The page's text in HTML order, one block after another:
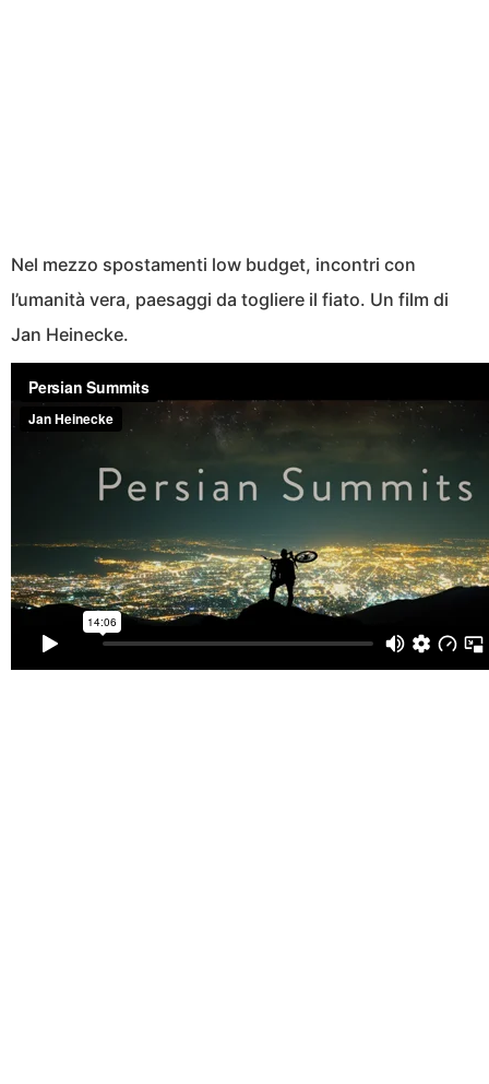
Nel mezzo spostamenti low budget, incontri con
l’umanità vera, paesaggi da togliere il fiato. Un film di
Jan Heinecke.